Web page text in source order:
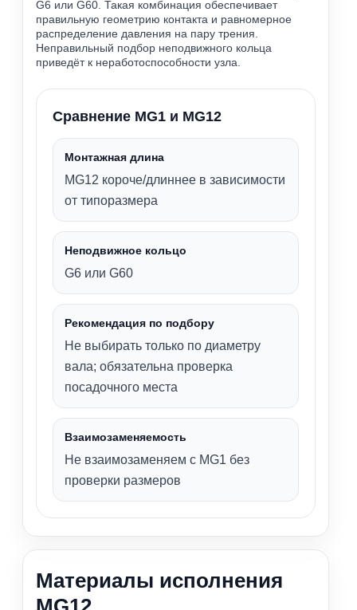
G6 или G60. Такая комбинация обеспечивает
правильную геометрию контакта и равномерное
распределение давления на пару трения.
Неправильный подбор неподвижного кольца
приведёт к неработоспособности узла.
Сравнение MG1 и MG12
Монтажная длина
MG12 короче/длиннее в зависимости
от типоразмера
Неподвижное кольцо
G6 или G60
Рекомендация по подбору
Не выбирать только по диаметру
вала; обязательна проверка
посадочного места
Взаимозаменяемость
Не взаимозаменяем с MG1 без
проверки размеров
Материалы исполнения